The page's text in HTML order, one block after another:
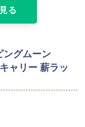
る
ングムーン
ャリー 薪ラッ